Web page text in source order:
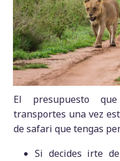
El presupuesto
transportes una vez
de safari que tengas
Si decides irte